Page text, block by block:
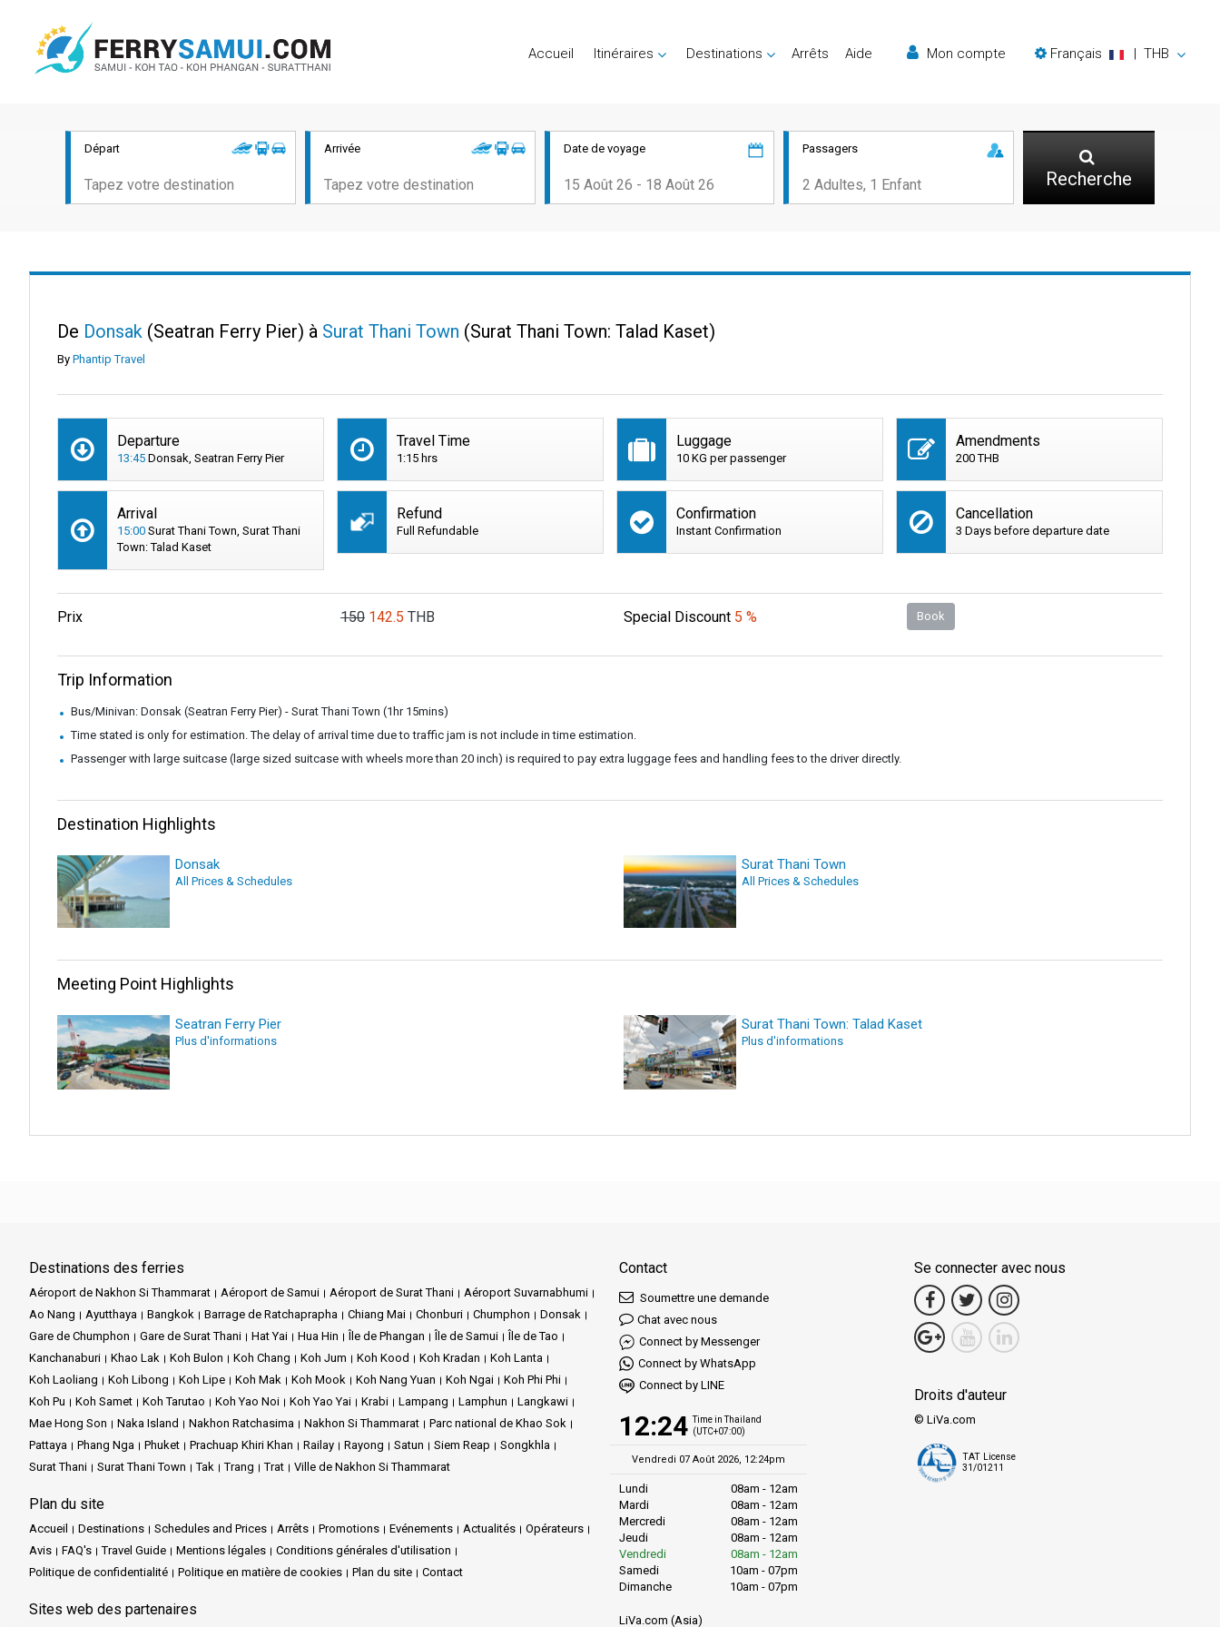
Accueil Itinéraires Destinations Arrêts Aide Mon compte Français | THB
Départ Arrivée Date de voyage Passagers
Recherche
De Donsak (Seatran Ferry Pier) à Surat Thani Town (Surat Thani Town: Talad Kaset)
By Phantip Travel
Departure
13:45 Donsak, Seatran Ferry Pier
Travel Time
1:15 hrs
Luggage
10 KG per passenger
Amendments
200 THB
Arrival
15:00 Surat Thani Town, Surat Thani
Town: Talad Kaset
Refund
Full Refundable
Confirmation
Instant Confirmation
Cancellation
3 Days before departure date
Prix 150 142.5 THB Special Discount 5 % Book
Trip Information
Bus/Minivan: Donsak (Seatran Ferry Pier) - Surat Thani Town (1hr 15mins)
Time stated is only for estimation. The delay of arrival time due to traffic jam is not include in time estimation.
Passenger with large suitcase (large sized suitcase with wheels more than 20 inch) is required to pay extra luggage fees and handling fees to the driver directly.
Destination Highlights
Donsak
All Prices & Schedules
Surat Thani Town
All Prices & Schedules
Meeting Point Highlights
Seatran Ferry Pier
Plus d'informations
Surat Thani Town: Talad Kaset
Plus d'informations
Destinations des ferries
Aéroport de Nakhon Si Thammarat Aéroport de Samui Aéroport de Surat Thani
Aéroport Suvarnabhumi
Ao Nang
Ayutthaya Bangkok Barrage de Ratchaprapha Chiang Mai Chonburi Chumphon
Donsak
Gare de Chumphon
Gare de Surat Thani Hat Yai Hua Hin Île de Phangan Île de Samui
Île de Tao
Kanchanaburi
Khao Lak Koh Bulon Koh Chang Koh Jum Koh Kood Koh Kradan
Koh Lanta
Koh Laoliang
Koh Libong Koh Lipe Koh Mak Koh Mook Koh Nang Yuan Koh Ngai
Koh Phi Phi
Koh Pu
Koh Samet Koh Tarutao Koh Yao Noi Koh Yao Yai Krabi Lampang Lamphun
Langkawi
Mae Hong Son
Naka Island Nakhon Ratchasima Nakhon Si Thammarat
Parc national de Khao Sok
Pattaya
Phang Nga Phuket Prachuap Khiri Khan Railay Rayong Satun Siem Reap
Songkhla
Surat Thani
Surat Thani Town Tak Trang Trat Ville de Nakhon Si Thammarat
Plan du site
Accueil Destinations Schedules and Prices Arrêts Promotions Evénements Actualités
Opérateurs
Avis
FAQ's Travel Guide Mentions légales
Conditions générales d'utilisation
Politique de confidentialité
Politique en matière de cookies Plan du site Contact
Sites web des partenaires
Contact
Soumettre une demande
Chat avec nous
Connect by Messenger
Connect by WhatsApp
Connect by LINE
12:24
Time in Thailand
(UTC+07:00)
Vendredi 07 Août 2026, 12:24pm
Lundi
08am - 12am
Mardi
08am - 12am
Mercredi
08am - 12am
Jeudi
08am - 12am
Vendredi
08am - 12am
Samedi
10am - 07pm
Dimanche
10am - 07pm
LiVa.com (Asia)
Se connecter avec nous
Droits d'auteur
© LiVa.com
TAT License
31/01211